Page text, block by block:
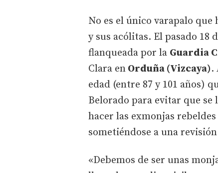
No es el único varapalo
y sus acólitas. El pasado
flanqueada por la Guardia
Clara en Orduña (Vizcaya).
edad (entre 87 y 101 años)
Belorado para evitar que se
hacer las exmonjas
sometiéndose a una
«Debemos de ser unas